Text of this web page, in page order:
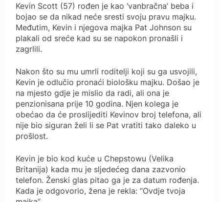
Kevin Scott (57) rođen je kao ‘vanbračna’ beba i
bojao se da nikad neće sresti svoju pravu majku.
Međutim, Kevin i njegova majka Pat Johnson su
plakali od sreće kad su se napokon pronašli i
zagrlili.
Nakon što su mu umrli roditelji koji su ga usvojili,
Kevin je odlučio pronaći biološku majku. Došao je
na mjesto gdje je mislio da radi, ali ona je
penzionisana prije 10 godina. Njen kolega je
obećao da će proslijediti Kevinov broj telefona, ali
nije bio siguran želi li se Pat vratiti tako daleko u
prošlost.
Kevin je bio kod kuće u Chepstowu (Velika
Britanija) kada mu je sljedećeg dana zazvonio
telefon. Ženski glas pitao ga je za datum rođenja.
Kada je odgovorio, žena je rekla: “Ovdje tvoja